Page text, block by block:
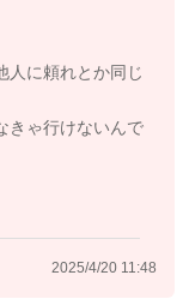
人に頼れとか同じ
きゃ行けないんで
2025/4/20 11:48